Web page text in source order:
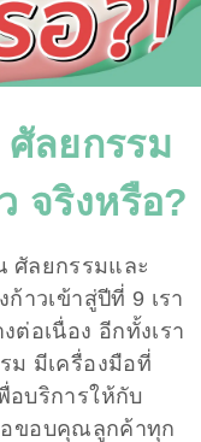
ลยกรรม
จริงหรือ?
ศัลยกรรมและ
าวเข้าสู่ปีที่ 9 เรา
ต่อเนื่อง อีกทั้งเรา
ม มีเครื่องมือที่
อบริการให้กับ
อขอบคุณลูกค้าทุก